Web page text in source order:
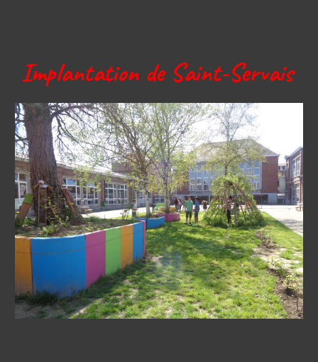
Implantation de Saint-Servais